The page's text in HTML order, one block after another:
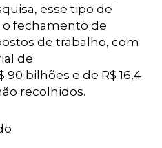
esse tipo de
o fechamento de
de trabalho, com
de
bilhões e de R$ 16,4
recolhidos.